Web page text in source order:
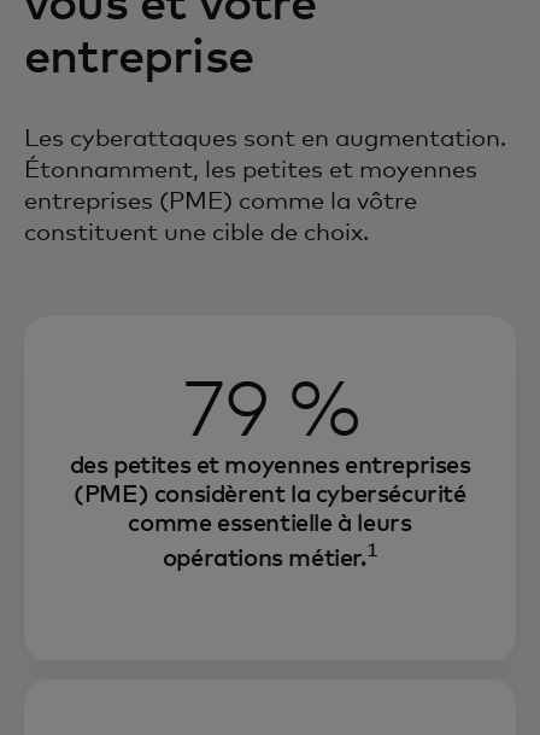
entreprise
Les cyberattaques sont en augmentation.
Étonnamment, les petites et moyennes
entreprises (PME) comme la vôtre
constituent une cible de choix.
79 %
des petites et moyennes entreprises
(PME) considèrent la cybersécurité
comme essentielle à leurs
opérations métier.1